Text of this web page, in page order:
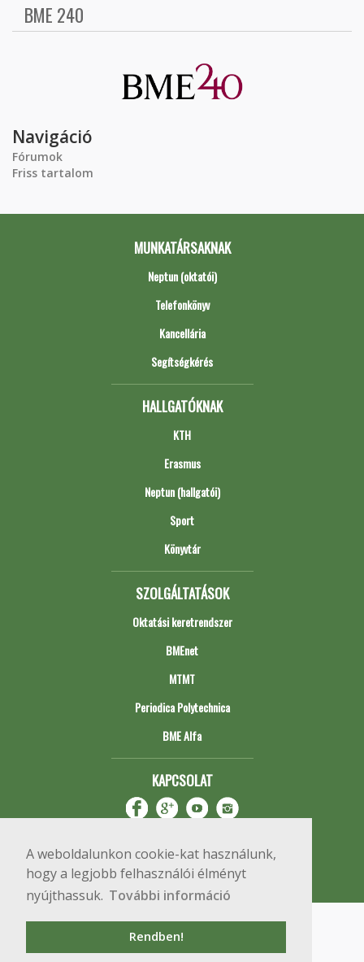
A weboldalunkon cookie-kat használunk,
hogy a legjobb felhasználói élményt
nyújthassuk. További információ
Rendben!
BME 240
Navigáció
Fórumok
Friss tartalom
MUNKATÁRSAKNAK
Neptun (oktatói)
Telefonkönyv
Kancellária
Segítségkérés
HALLGATÓKNAK
KTH
Erasmus
Neptun (hallgatói)
Sport
Könyvtár
SZOLGÁLTATÁSOK
Oktatási keretrendszer
BMEnet
MTMT
Periodica Polytechnica
BME Alfa
KAPCSOLAT
Copyright © 2020 BME Építőmérnöki Kar
1111 Budapest, Műegyetem rkp. 3.